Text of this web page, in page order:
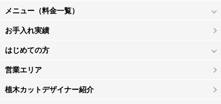
メニュー（料金一覧）
お手入れ実績
はじめての方
営業エリア
植木カットデザイナー紹介